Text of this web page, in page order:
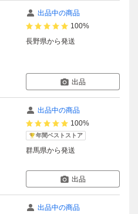
出品中の商品
100%
長野県から発送
出品
出品中の商品
100%
年間ベストストア
群馬県から発送
出品
出品中の商品